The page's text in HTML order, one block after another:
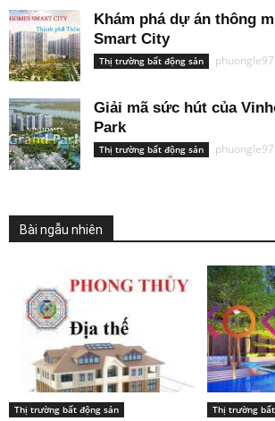
Khám phá dự án thông
Smart City
Thị trường bất động sản phuongle97
Giải mã sức hút của
Park
Thị trường bất động sản phuongle97
Bài ngẫu nhiên
Thị trường bất động sản Thị trường